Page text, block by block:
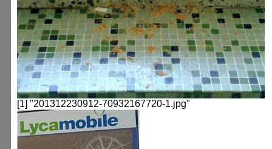
[1] "201312230912-70932167720-1.jpg"